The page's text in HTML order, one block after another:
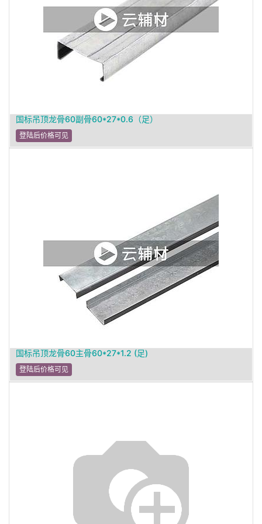
国标吊顶龙骨60副骨60*27*0.6（足）
登陆后价格可见
国标吊顶龙骨60主骨60*27*1.2 (足)
登陆后价格可见